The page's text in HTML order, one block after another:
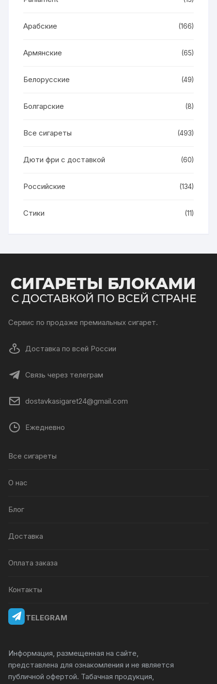
Арабские (166)
Армянские (65)
Белорусские (49)
Болгарские (8)
Все сигареты (493)
Дюти фри с доставкой (60)
Российские (134)
Стики (11)
Сервис по продаже премиальных сигарет.
Доставка по всей России
Связь через телеграм
dostavkasigaret24@gmail.com
Ежедневно
Все сигареты
О нас
Блог
Доставка
Оплата заказа
Контакты
TELEGRAM
Информация, размещенная на сайте,
представлена для ознакомления и не является
публичной офертой. Табачная продукция,